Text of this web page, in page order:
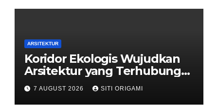
ARSITEKTUR
Koridor Ekologis Wujudkan
Arsitektur yang Terhubung
dengan Alam
7 AUGUST 2026 SITI ORIGAMI